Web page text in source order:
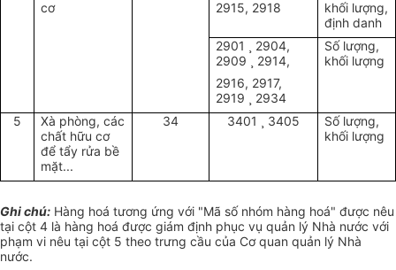
cơ
2915, 2918
khối lượng,
định danh
2901 ¸ 2904,
2909 ¸ 2914,
2916, 2917,
2919 ¸ 2934
Số lượng,
khối lượng
5
Xà phòng, các
chất hữu cơ
để tẩy rửa bề
mặt...
34 3401 ¸ 3405
Số lượng,
khối lượng
Ghi chú: Hàng hoá tương ứng với "Mã số nhóm hàng hoá" được nêu
tại cột 4 là hàng hoá được giám định phục vụ quản lý Nhà nước với
phạm vi nêu tại cột 5 theo trưng cầu của Cơ quan quản lý Nhà
nước.